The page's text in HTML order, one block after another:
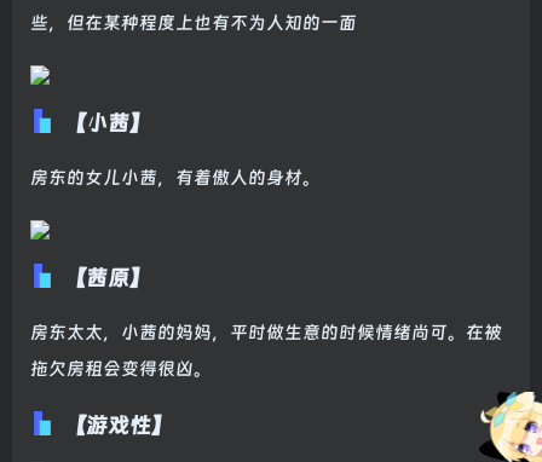
些，但在某种程度上也有不为人知的一面
【小茜】
房东的女儿小茜，有着傲人的身材。
【茜原】
房东太太，小茜的妈妈，平时做生意的时候情绪尚可。在被
拖欠房租会变得很凶。
【游戏性】